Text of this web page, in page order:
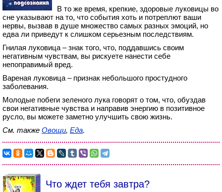
В то же время, крепкие, здоровые луковицы во
сне указывают на то, что события хоть и потреплют ваши
нервы, вызвав в душе множество самых разных эмоций, но
едва ли приведут к слишком серьезным последствиям.
Гнилая луковица – знак того, что, поддавшись своим
негативным чувствам, вы рискуете нанести себе
непоправимый вред.
Вареная луковица – признак небольшого простудного
заболевания.
Молодые побеги зеленого лука говорят о том, что, обуздав
свои негативные чувства и направив энергию в позитивное
русло, вы можете заметно улучшить свою жизнь.
См. также Овощи, Еда.
Что ждет тебя завтра?